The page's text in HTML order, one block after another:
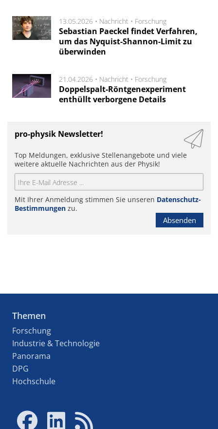
13.05.2026 • Nachricht • Forschung
Sebastian Paeckel findet Verfahren,
um das Nyquist-Shannon-Limit zu
überwinden
21.04.2026 • Nachricht • Forschung
Doppelspalt-Röntgenexperiment
enthüllt verborgene Details
pro-physik Newsletter!
Top Meldungen, exklusive Stellenangebote und viele
weitere aktuelle Nachrichten aus der Physik!
Mit Ihrer Anmeldung stimmen Sie unseren Datenschutz-
Bestimmungen zu.
Absenden
Themen
Forschung
Industrie & Technologie
Panorama
DPG
Hochschule